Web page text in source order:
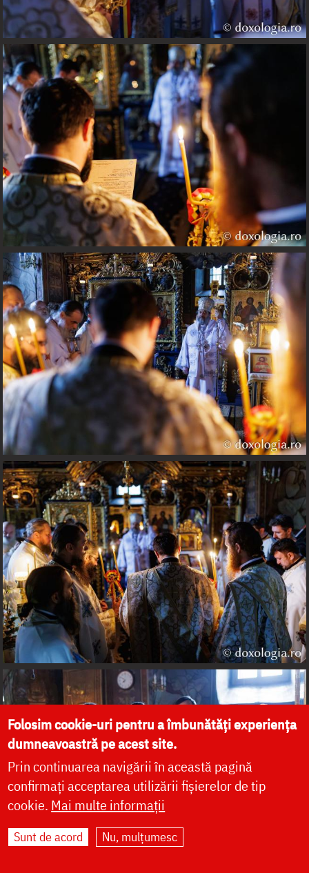
Folosim cookie-uri pentru a îmbunătăți experiența
dumneavoastră pe acest site.
Prin continuarea navigării în această pagină
confirmați acceptarea utilizării fișierelor de tip
cookie. Mai multe informații
Sunt de acord Nu, mulțumesc